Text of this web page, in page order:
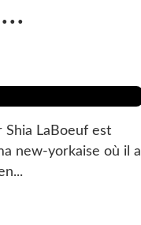
LaBoeuf est
new-yorkaise où il a